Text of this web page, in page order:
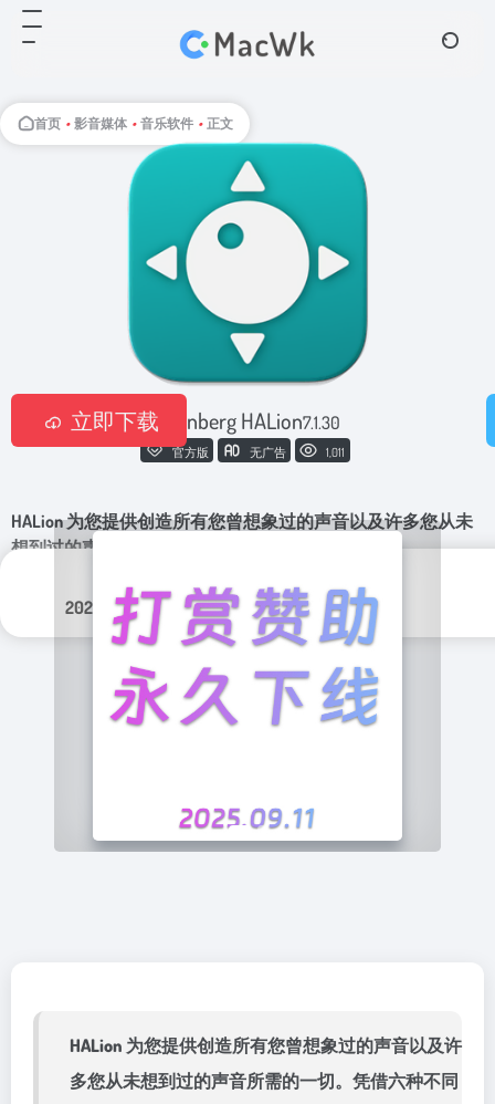
首页 • 影音媒体 • 音乐软件 • 正文
Steinberg HALion7.1.30
官方版 无广告 1,011
HALion 为您提供创造所有您曾想象过的声音以及许多您从未
想到过的声音所需的一切。
2025年 4月 15日 音乐软件
立即下载
HALion 为您提供创造所有您曾想象过的声音以及许
多您从未想到过的声音所需的一切。凭借六种不同